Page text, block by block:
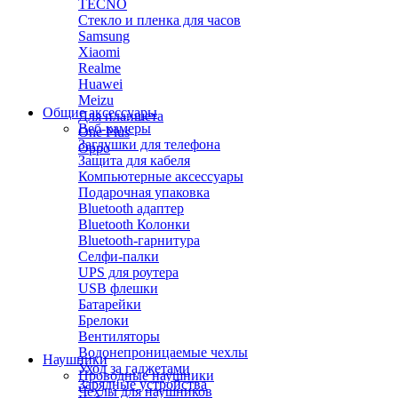
TECNO
Стекло и пленка для часов
Samsung
Xiaomi
Realme
Huawei
Meizu
Для планшета
One Plus
Oppo
Общие аксессуары
Веб-камеры
Заглушки для телефона
Защита для кабеля
Компьютерные аксессуары
Подарочная упаковка
Bluetooth адаптер
Bluetooth Колонки
Bluetooth-гарнитура
Селфи-палки
UPS для роутера
USB флешки
Батарейки
Брелоки
Вентиляторы
Водонепроницаемые чехлы
Уход за гаджетами
Зарядные устройства
Наушники
Проводные наушники
Чехлы для наушников